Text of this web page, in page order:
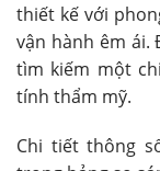
thiết kế với
vận hành êm ái.
tìm kiếm một
tính thẩm mỹ.
Chi tiết thông